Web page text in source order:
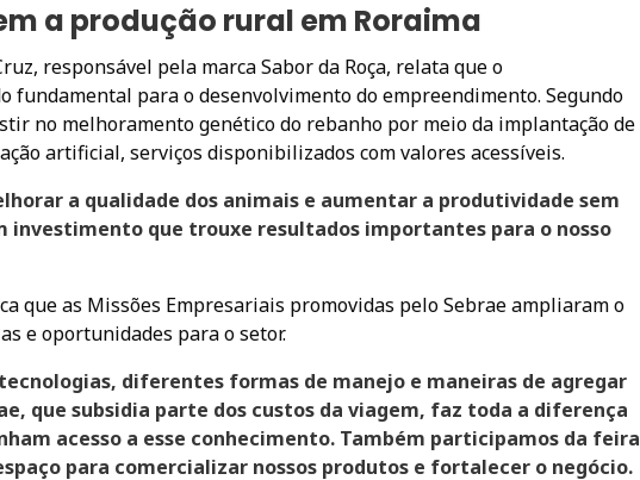
a produção rural em Roraima
responsável pela marca Sabor da Roça, relata que o
fundamental para o desenvolvimento do empreendimento. Segundo
no melhoramento genético do rebanho por meio da implantação de
artificial, serviços disponibilizados com valores acessíveis.
a qualidade dos animais e aumentar a produtividade sem
investimento que trouxe resultados importantes para o nosso
que as Missões Empresariais promovidas pelo Sebrae ampliaram o
e oportunidades para o setor.
diferentes formas de manejo e maneiras de agregar
que subsidia parte dos custos da viagem, faz toda a diferença
acesso a esse conhecimento. Também participamos da feira
para comercializar nossos produtos e fortalecer o negócio.